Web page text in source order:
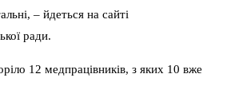
– йдеться на сайті
ради.
12 медпрацівників, з яких 10 вже